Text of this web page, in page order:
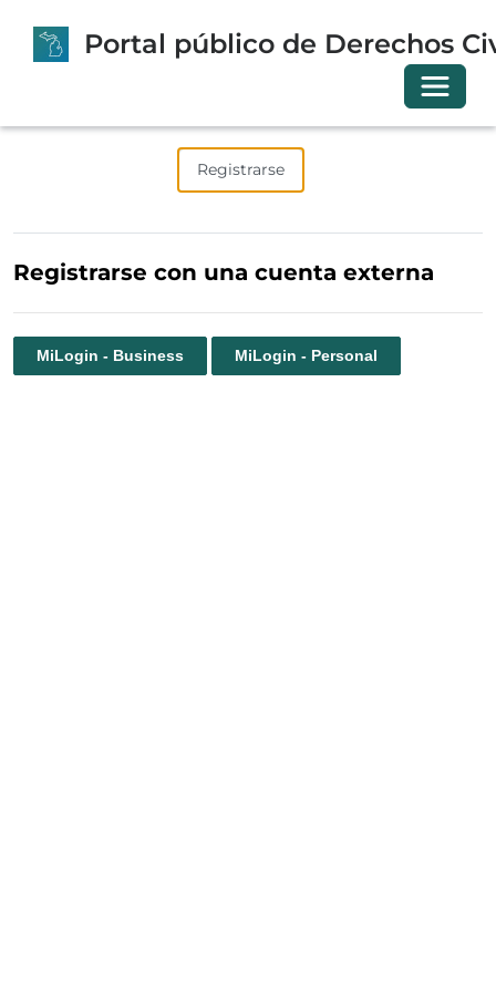
Portal público de Derechos
Registrarse
Registrarse con una cuenta externa
MiLogin - Business MiLogin - Personal